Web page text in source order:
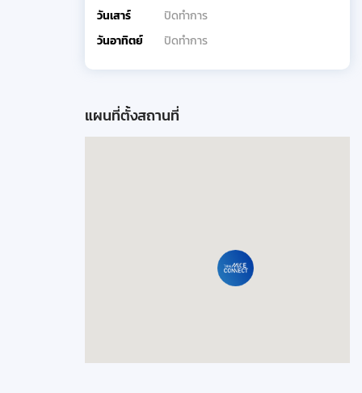
วันเสาร์
ปิดทำการ
วันอาทิตย์
ปิดทำการ
แผนที่ตั้งสถานที่